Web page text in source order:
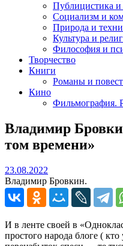
Публицистика и
Социализм и
Природа и
Культура и
Философия и
Творчество
Книги
Романы и
Кино
Фильмография.
Владимир
том времени»
23.08.2022
Владимир Бровкин.
И в ленте своей в
простого народа блоге (